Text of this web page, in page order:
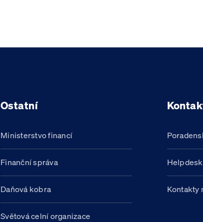
Ostatní
Ministerstvo financí
Finanční správa
Daňová kobra
Světová celní organizace
Helpdesk
Kontakty